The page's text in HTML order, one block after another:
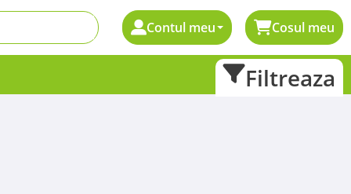
Contul meu Cosul meu
Filtreaza